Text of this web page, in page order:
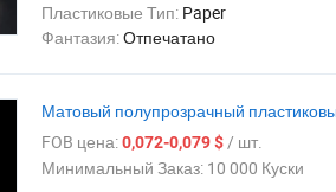
Пластиковые Тип: Paper
Фантазия:Отпечатано
Матовый полупрозрачный
FOB цена:0,072-0,079 $/ шт.
Минимальный Заказ: 10 000 Куски